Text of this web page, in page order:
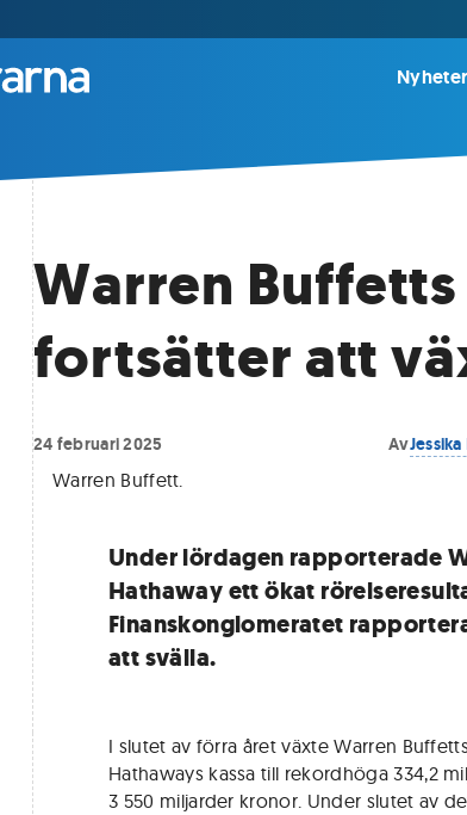
Nyheter
Warren
fortsätter att
24 februari 2025 Av
Warren Buffett.
Under lördagen rapporterade
Hathaway ett ökat
Finanskonglomeratet
att svälla.
I slutet av förra året växte Warren
Hathaways kassa till rekordhöga 334,2
3 550 miljarder kronor. Under slutet av